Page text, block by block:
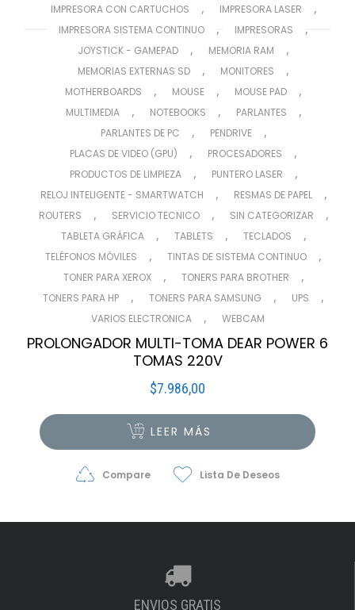
IMPRESORA CON CARTUCHOS , IMPRESORA LASER ,
IMPRESORA SISTEMA CONTINUO , IMPRESORAS ,
JOYSTICK - GAMEPAD , MEMORIA RAM ,
MEMORIAS EXTERNAS SD , MONITORES ,
MOTHERBOARDS , MOUSE , MOUSE PAD ,
MULTIMEDIA , NOTEBOOKS , PARLANTES ,
PARLANTES DE PC , PENDRIVE ,
PLACAS DE VIDEO (GPU) , PROCESADORES ,
PRODUCTOS DE LIMPIEZA , PUNTERO LASER ,
RELOJ INTELIGENTE - SMARTWATCH , RESMAS DE PAPEL ,
ROUTERS , SERVICIO TECNICO , SIN CATEGORIZAR ,
TABLETA GRÁFICA , TABLETS , TECLADOS ,
TELÉFONOS MÓVILES , TINTAS DE SISTEMA CONTINUO ,
TONER PARA XEROX , TONERS PARA BROTHER ,
TONERS PARA HP , TONERS PARA SAMSUNG , UPS ,
VARIOS ELECTRONICA , WEBCAM
PROLONGADOR MULTI-TOMA DEAR POWER 6
TOMAS 220V
$7.986,00
LEER MÁS
Compare Lista De Deseos
ENVIOS GRATIS